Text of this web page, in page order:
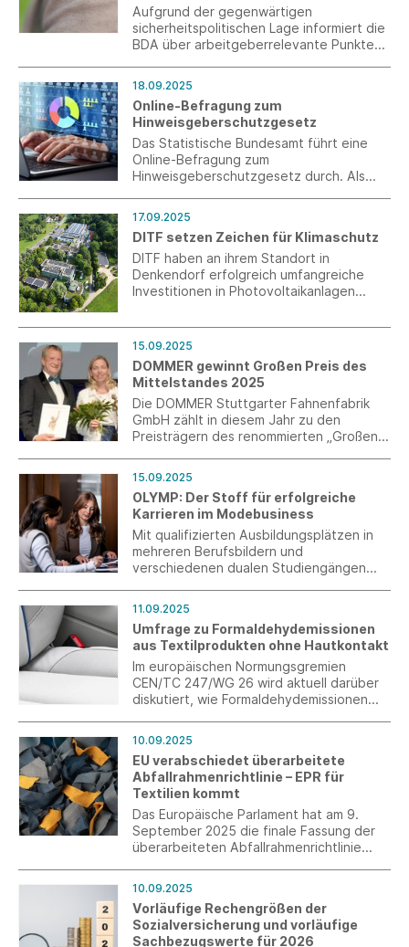
Aufgrund der gegenwärtigen
sicherheitspolitischen Lage informiert die
BDA über arbeitgeberrelevante Punkte
und im Zivil- und Katastrophenschutz.
18.09.2025
Online-Befragung zum
Hinweisgeberschutzgesetz
Das Statistische Bundesamt führt eine
Online-Befragung zum
Hinweisgeberschutzgesetz durch. Als
Befragung teilnehmen.
17.09.2025
DITF setzen Zeichen für Klimaschutz
DITF haben an ihrem Standort in
Denkendorf erfolgreich umfangreiche
Investitionen in Photovoltaikanlagen
Unterstützung des Landes Baden-
Württemberg 1,6 Millionen Euro investiert.
Am 17. September 2025 wurde die Anlage
feierlich in Betrieb genommen.
15.09.2025
DOMMER gewinnt Großen Preis des
Mittelstandes 2025
Die DOMMER Stuttgarter Fahnenfabrik
GmbH zählt in diesem Jahr zu den
Preisträgern des renommierten „Großen
15.09.2025
OLYMP: Der Stoff für erfolgreiche
Karrieren im Modebusiness
Mit qualifizierten Ausbildungsplätzen in
mehreren Berufsbildern und
verschiedenen dualen Studiengängen
international bekannte Modemarke
jungen Menschen attraktive
Karriereperspektiven.
11.09.2025
Umfrage zu Formaldehydemissionen
aus Textilprodukten ohne Hautkontakt
Im europäischen Normungsgremien
CEN/TC 247/WG 26 wird aktuell darüber
diskutiert, wie Formaldehydemissionen
Möbelstoffe) sachgerecht geprüft
werden können.
10.09.2025
EU verabschiedet überarbeitete
Abfallrahmenrichtlinie – EPR für
Textilien kommt
Das Europäische Parlament hat am 9.
September 2025 die finale Fassung der
überarbeiteten Abfallrahmenrichtlinie
10.09.2025
Vorläufige Rechengrößen der
Sozialversicherung und vorläufige
Sachbezugswerte für 2026